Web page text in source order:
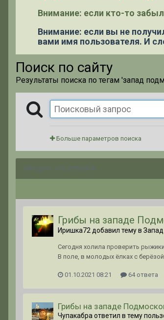
Внимание: если кто-то
Внимание: если вы не
вами имя пользователя. И
Поиск по сайту
Результаты поиска по тегам 'запад
Больше параметров поиска
НАЙДЕНО 4 РЕЗУЛЬТАТА
Грибы на западе
Иришка72 добавил тему в Запад
Сегодня холила проверить
В поле, в молодых ёлках с
01.10.2021 08:21 64 ответа
Грибы на западе
Чупакабра ответил в тему